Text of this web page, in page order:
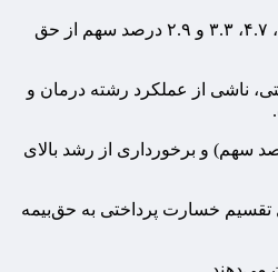
این گزارش نشان می‌دهد: رشد ۵۸.۲ درصدی حق بیمه تولیدی بازار بیشتر متأثر از عملکرد شرکت‌های بیمه آسیا، دی، کوثر، ملت، معلم و سامان به ترتیب با ۱۰.۵، ۷.۸، ۵.۹، ۴.۷، ۳.۳ و ۲.۹ درصد سهم از حق
توسط نهاد ناظر صنعت بیمه منتشر می‌شود، بر رشد بالای ۵۸ درصدی خسارت پرداختی، ناشی از عملکرد رشته درمان و
شرکت‌های بیمه دی، البرز، کوثر، سینا، معلم، ملت و سامان با سهم عمده از خسارت پرداختی بازار بیمه (از ۸.۴ تا ۲.۶ درصد و در مجموع با ۳۱.۶ درصد سهم) و برخورداری از رشد بالای
شده که البته در محاسبه این نسبت (حاصل تقسیم خسارت پرداختی به حق‌بیمه